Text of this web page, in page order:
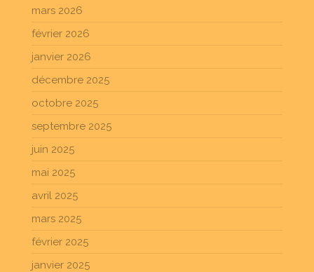
mars 2026
février 2026
janvier 2026
décembre 2025
octobre 2025
septembre 2025
juin 2025
mai 2025
avril 2025
mars 2025
février 2025
janvier 2025